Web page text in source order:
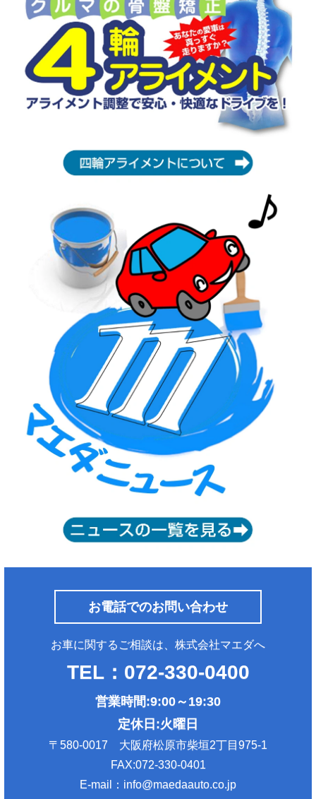
お電話でのお問い合わせ
お車に関するご相談は、株式会社マエダへ
TEL：072-330-0400
営業時間:9:00～19:30
定休日:火曜日
〒580-0017 大阪府松原市柴垣2丁目975-1
FAX:072-330-0401
E-mail：info@maedaauto.co.jp